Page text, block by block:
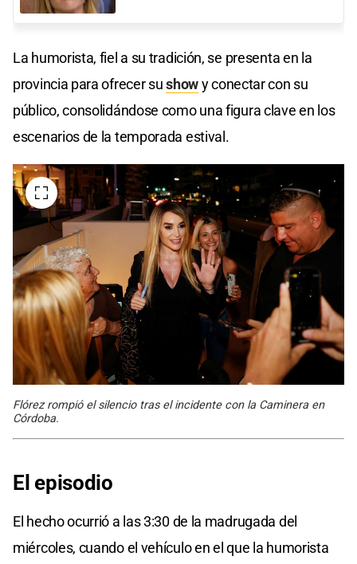
La humorista, fiel a su tradición, se presenta en la
provincia para ofrecer sushowy conectar con su
público, consolidándose como una figura clave en los
escenarios de la temporada estival.
Flórez rompió el silencio tras el incidente con la Caminera en
Córdoba.
El episodio
El hecho ocurrió a las 3:30 de la madrugada del
miércoles, cuando el vehículo en el que la humorista